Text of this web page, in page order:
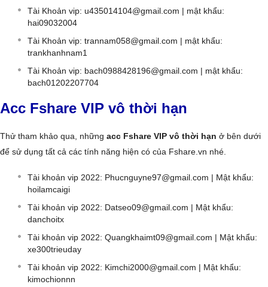
Tài Khoản vip: u435014104@gmail.com | mật khẩu:
hai09032004
Tài Khoản vip: trannam058@gmail.com | mật khẩu:
trankhanhnam1
Tài Khoản vip: bach0988428196@gmail.com | mật khẩu:
bach01202207704
Acc Fshare VIP vô thời hạn
Thử tham khảo qua, những acc Fshare VIP vô thời hạn ở bên dưới
để sử dụng tất cả các tính năng hiện có của Fshare.vn nhé.
Tài khoản vip 2022: Phucnguyne97@gmail.com | Mật khẩu:
hoilamcaigi
Tài khoản vip 2022: Datseo09@gmail.com | Mật khẩu:
danchoitx
Tài khoản vip 2022: Quangkhaimt09@gmail.com | Mật khẩu:
xe300trieuday
Tài khoản vip 2022: Kimchi2000@gmail.com | Mật khẩu:
kimochionnn